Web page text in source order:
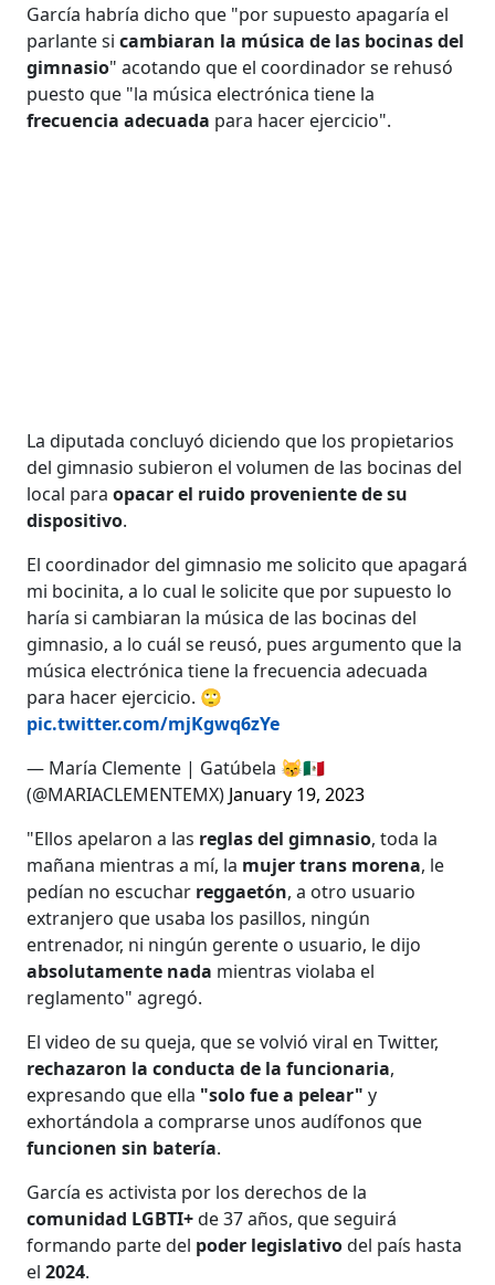
García habría dicho que "por supuesto apagaría el
parlante sicambiaran la música de las bocinas del
gimnasio" acotando que el coordinador se rehusó
puesto que "la música electrónica tiene la
frecuencia adecuada para hacer ejercicio".
La diputada concluyó diciendo que los propietarios
del gimnasio subieron el volumen de las bocinas del
local para opacar el ruido proveniente de su
dispositivo.
El coordinador del gimnasio me solicito que apagará
mi bocinita, a lo cual le solicite que por supuesto lo
haría si cambiaran la música de las bocinas del
gimnasio, a lo cuál se reusó, pues argumento que la
música electrónica tiene la frecuencia adecuada
para hacer ejercicio. 🙄
pic.twitter.com/mjKgwq6zYe
— María Clemente | Gatúbela 😽🇲🇽
(@MARIACLEMENTEMX) January 19, 2023
"Ellos apelaron a las reglas del gimnasio, toda la
mañana mientras a mí, la mujer trans morena, le
pedían no escuchar reggaetón, a otro usuario
extranjero que usaba los pasillos, ningún
entrenador, ni ningún gerente o usuario, le dijo
absolutamente nada mientras violaba el
reglamento" agregó.
El video de su queja, que se volvió viral en Twitter,
rechazaron la conducta de la funcionaria,
expresando que ella "solo fue a pelear" y
exhortándola a comprarse unos audífonos que
funcionen sin batería.
García es activista por los derechos de la
comunidad LGBTI+de 37 años, que seguirá
formando parte del poder legislativodel país hasta
el2024.